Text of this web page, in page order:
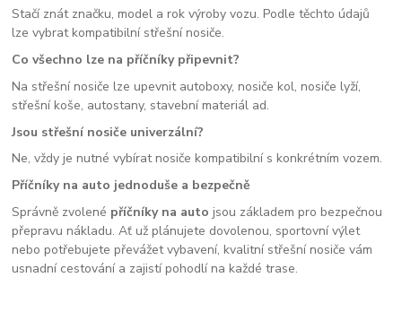
Stačí znát značku, model a rok výroby vozu. Podle těchto údajů
lze vybrat kompatibilní střešní nosiče.
Co všechno lze na příčníky připevnit?
Na střešní nosiče lze upevnit autoboxy, nosiče kol, nosiče lyží,
střešní koše, autostany, stavební materiál ad.
Jsou střešní nosiče univerzální?
Ne, vždy je nutné vybírat nosiče kompatibilní s konkrétním vozem.
Příčníky na auto jednoduše a bezpečně
Správně zvolené příčníky na auto jsou základem pro bezpečnou
přepravu nákladu. Ať už plánujete dovolenou, sportovní výlet
nebo potřebujete převážet vybavení, kvalitní střešní nosiče vám
usnadní cestování a zajistí pohodlí na každé trase.